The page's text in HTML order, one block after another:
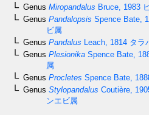
Genus Miropandalus Bruce, 1983 ビ
Genus Pandalopsis Spence Bate,
ビ属
Genus Pandalus Leach, 1814 タラ
Genus Plesionika Spence Bate, 1888
属
Genus Procletes Spence Bate, 1888
Genus Stylopandalus Coutière, 1905
ンエビ属